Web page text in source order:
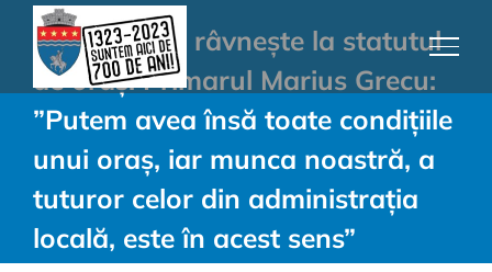
content
Șelimbăr nu râvnește la statutul
de oraș. Primarul Marius Grecu:
”Putem avea însă toate condițiile
unui oraș, iar munca noastră, a
tuturor celor din administrația
locală, este în acest sens”